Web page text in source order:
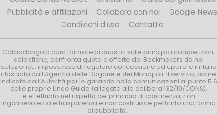
Pubblicità e affiliazioni
Collabora con noi
Google News
Condizioni d’uso
Contatto
Calciodangolo.com fornisce pronostici sulle principali competizioni
calcistiche, confronta quote e offerte dei Bookmakers da noi
selezionati, in possesso di regolare concessione ad operare in Italia
rilasciata dall’Agenzia delle Dogane e dei Monopoli. Il servizio, come
indicato dall’Autorità per le garanzie nelle comunicazioni al punto 5.6
delle proprie Linee Guida (allegate alla delibera 132/19/CONS),
è effettuato nel rispetto del principio di continenza, non
ingannevolezza e trasparenza e non costituisce pertanto una forma
di pubblicità.